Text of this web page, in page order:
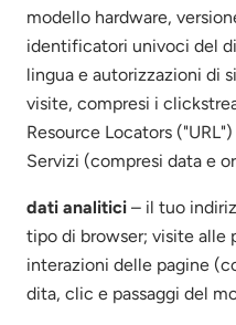
modello hardware,
identificatori univoci del
lingua e autorizzazioni di
visite, compresi i
Resource Locators
Servizi (compresi data e
dati analitici – il tuo
tipo di browser; visite alle
interazioni delle pagine
dita, clic e passaggi del